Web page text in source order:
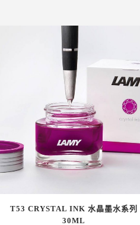
T53 CRYSTAL INK 水晶墨水系列
30ML